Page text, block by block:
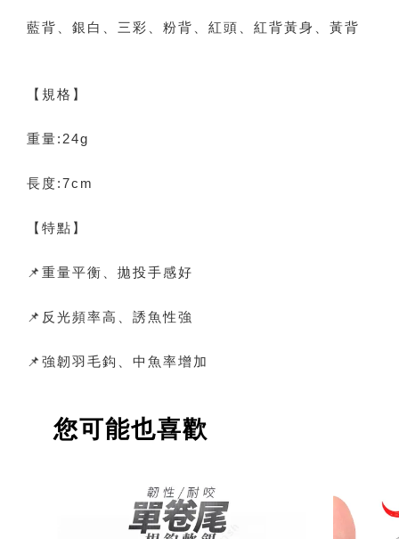
藍背、銀白、三彩、粉背、紅頭、紅背黃身、黃背
【規格】
重量:24g
長度:7cm
【特點】
📌重量平衡、拋投手感好
📌反光頻率高、誘魚性強
📌強韌羽毛鈎、中魚率增加
您可能也喜歡